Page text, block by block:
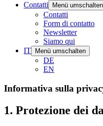
Contatti
Menü umschalten
Contatti
Form di contatto
Newsletter
Siamo qui
IT
Menü umschalten
DE
EN
Informativa sulla
1. Protezione dei